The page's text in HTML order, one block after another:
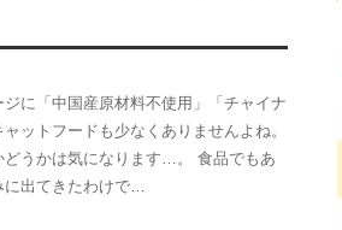
に「中国産原材料不使用」「チャイナ
ットフードも少なくありませんよね。
どうかは気になります…。 食品でもあ
出てきたわけで…